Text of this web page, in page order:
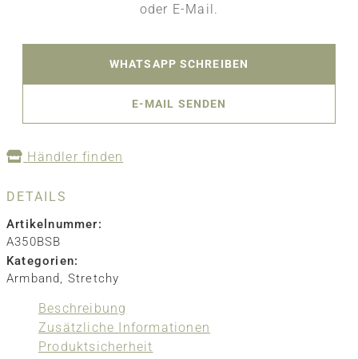
oder E-Mail.
WHATSAPP SCHREIBEN
E-MAIL SENDEN
Händler finden
DETAILS
Artikelnummer:
A350BSB
Kategorien:
Armband
Stretchy
Beschreibung
Zusätzliche Informationen
Produktsicherheit